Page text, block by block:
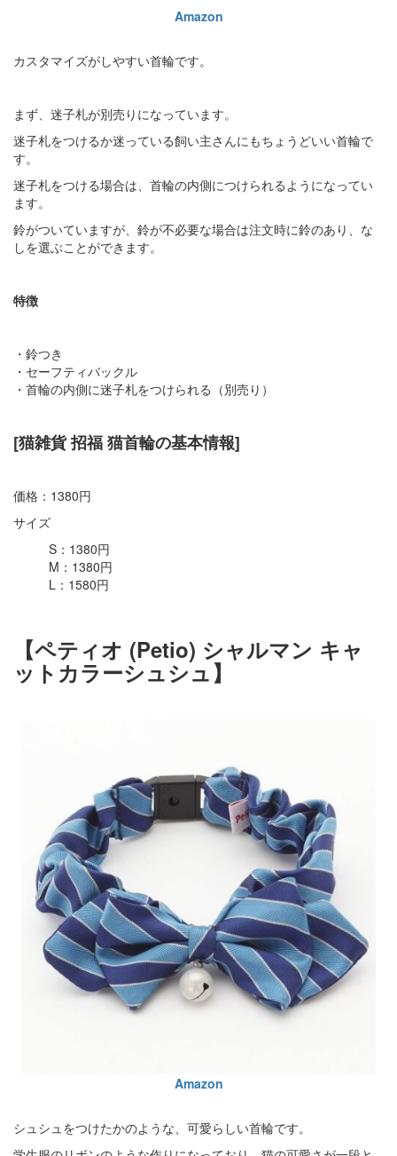
Amazon
カスタマイズがしやすい首輪です。
まず、迷子札が別売りになっています。
迷子札をつけるか迷っている飼い主さんにもちょうどいい首輪で
す。
迷子札をつける場合は、首輪の内側につけられるようになってい
ます。
鈴がついていますが、鈴が不必要な場合は注文時に鈴のあり、な
しを選ぶことができます。
特徴
・鈴つき
・セーフティバックル
・首輪の内側に迷子札をつけられる（別売り）
[猫雑貨 招福 猫首輪の基本情報]
価格：1380円
サイズ
S：1380円
M：1380円
L：1580円
【ペティオ (Petio) シャルマン キャ
ットカラーシュシュ】
Amazon
シュシュをつけたかのような、可愛らしい首輪です。